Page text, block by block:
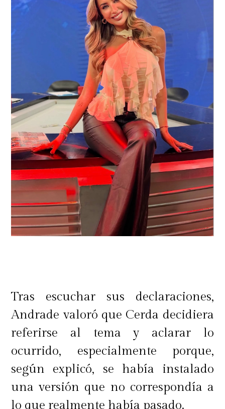
Tras escuchar sus declaraciones,
Andrade valoró que Cerda decidiera
referirse al tema y aclarar lo
ocurrido, especialmente porque,
según explicó, se había instalado
una versión que no correspondía a
lo que realmente había pasado.